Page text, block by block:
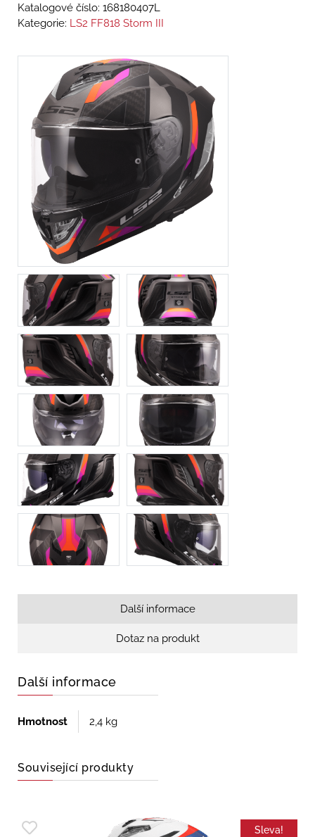
Katalogové číslo: 168180407L
Kategorie: LS2 FF818 Storm III
Další informace
Dotaz na produkt
Další informace
Hmotnost 2,4 kg
Související produkty
Sleva!